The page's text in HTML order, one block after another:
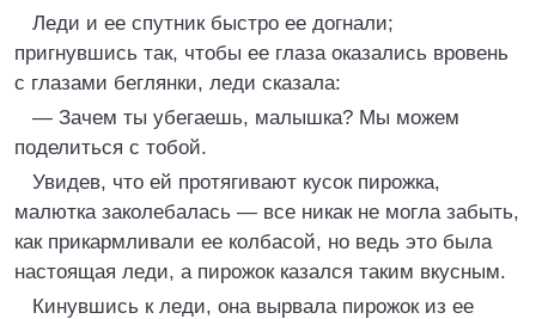
Леди и ее спутник быстро ее догнали;
пригнувшись так, чтобы ее глаза оказались вровень
с глазами беглянки, леди сказала:
— Зачем ты убегаешь, малышка? Мы можем
поделиться с тобой.
Увидев, что ей протягивают кусок пирожка,
малютка заколебалась — все никак не могла забыть,
как прикармливали ее колбасой, но ведь это была
настоящая леди, а пирожок казался таким вкусным.
Кинувшись к леди, она вырвала пирожок из ее